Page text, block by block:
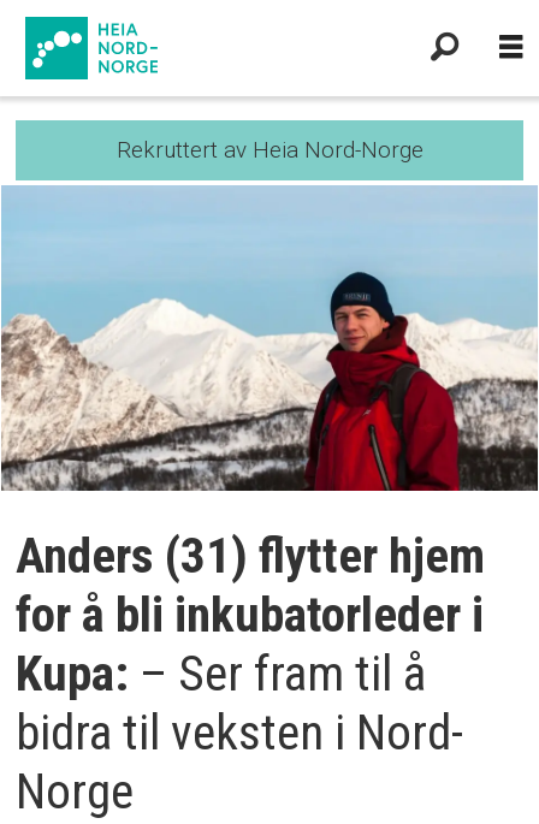
Rekruttert av Heia Nord-Norge
Anders (31) flytter hjem
for å bli inkubatorleder i
Kupa: – Ser fram til å
bidra til veksten i Nord-
Norge